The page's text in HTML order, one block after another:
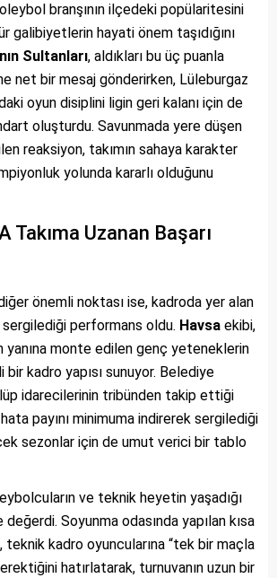
branşının ilçedeki popülaritesini
galibiyetlerin hayati önem taşıdığını
Sultanları, aldıkları bu üç puanla
net bir mesaj gönderirken, Lüleburgaz
oyun disiplini ligin geri kalanı için de
oluşturdu. Savunmada yere düşen
reaksiyon, takımın sahaya karakter
yolunda kararlı olduğunu
Takıma Uzanan Başarı
önemli noktası ise, kadroda yer alan
sergilediği performans oldu. Havsa ekibi,
yanına monte edilen genç yeteneklerin
kadro yapısı sunuyor. Belediye
idarecilerinin tribünden takip ettiği
payını minimuma indirerek sergilediği
sezonlar için de umut verici bir tablo
ve teknik heyetin yaşadığı
Soyunma odasında yapılan kısa
kadro oyuncularına “tek bir maçla
hatırlatarak, turnuvanın uzun bir